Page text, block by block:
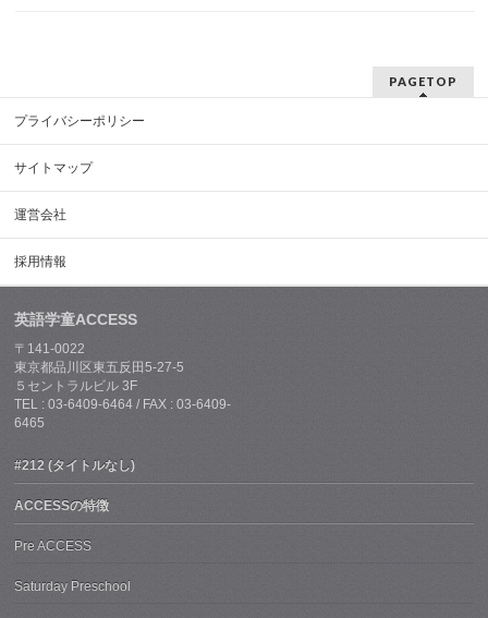
PAGETOP
プライバシーポリシー
サイトマップ
運営会社
採用情報
英語学童ACCESS
〒141-0022
東京都品川区東五反田5-27-5
５セントラルビル 3F
TEL : 03-6409-6464 / FAX : 03-6409-
6465
#212 (タイトルなし)
ACCESSの特徴
Pre ACCESS
Saturday Preschool